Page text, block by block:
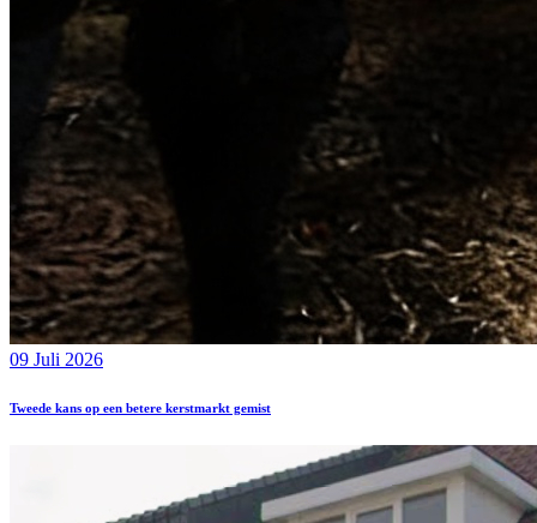
09 Juli 2026
Tweede kans op een betere kerstmarkt gemist